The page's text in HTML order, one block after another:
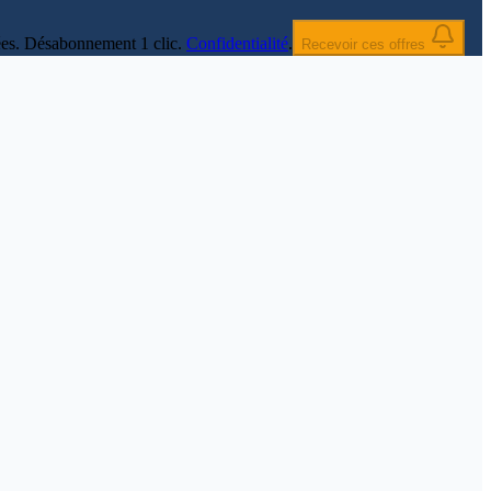
Désabonnement 1 clic. Confidentialité. Recevoir ces offres